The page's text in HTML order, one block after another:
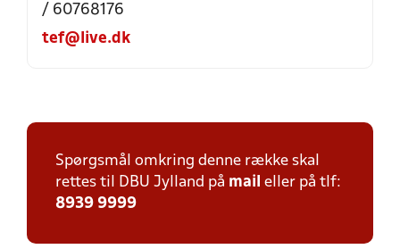
/ 60768176
tef@live.dk
Spørgsmål omkring denne række skal
rettes til DBU Jylland på mail eller på tlf:
8939 9999